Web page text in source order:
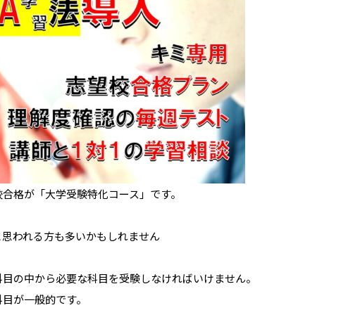
格が「大学受験特化コース」です。
われる方も多いかもしれません
の中から必要な科目を受験しなければいけません。
が一般的です。